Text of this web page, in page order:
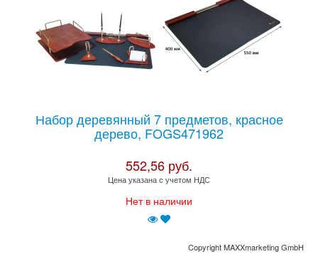
Набор деревянный 7 предметов, красное
дерево, FOGS471962
552,56 руб.
Цена указана с учетом НДС
Нет в наличии
Copyright MAXXmarketing GmbH